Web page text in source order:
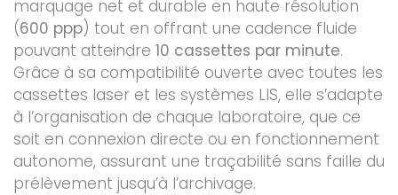
marquage net et durable en haute résolution
(600 ppp) tout en offrant une cadence fluide
pouvant atteindre 10 cassettes par minute.
Grâce à sa compatibilité ouverte avec toutes les
cassettes laser et les systèmes LIS, elle s’adapte
à l’organisation de chaque laboratoire, que ce
soit en connexion directe ou en fonctionnement
autonome, assurant une traçabilité sans faille du
prélèvement jusqu’à l’archivage.